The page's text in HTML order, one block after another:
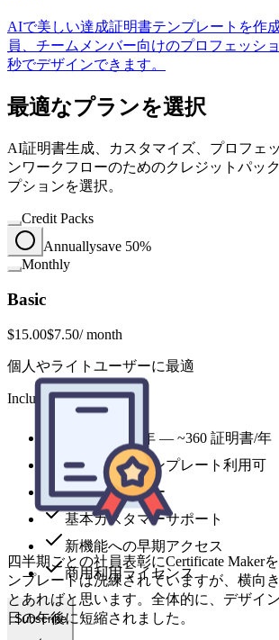
AIで美しい達成証明書テンプレートを作
員、チームメンバー向けのプロフェッシ
秒でデザインできます。
最適なプランを選択
AI証明書生成、カスタマイズ、プロフェ
ンワークフローのためのクレジットパッ
プションを選択。
Credit Packs
Annuallysave 50%
Monthly
Basic
$15.00$7.50/ month
個人やライトユーザーに最適
Includes
1,800 credits 年 — ~360 証明書/年
全スタイルテンプレート利用可
優先生成キュー
基本カスタマーサポート
新機能への早期アクセス
商用利用ライセンス
Subscribe
四半期ごとの社員表彰にCertificate Maker
ンプレートは洗練されていますが、横向
とあればと思います。全体的に、デザイ
日の午後に短縮されました。
Lena Ortiz
中堅IT企業 人事部長